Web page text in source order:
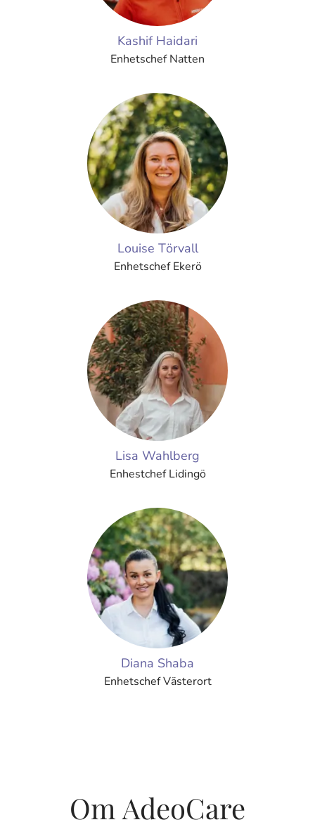
Kashif Haidari
Enhetschef Natten
Louise Törvall
Enhetschef Ekerö
Lisa Wahlberg
Enhestchef Lidingö
Diana Shaba
Enhetschef Västerort
Om AdeoCare